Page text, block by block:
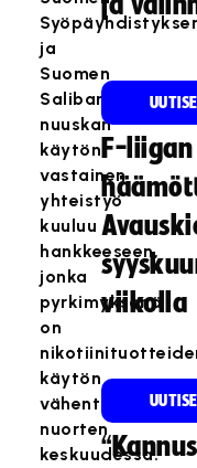
ja
Suomen
Salibandyliiton
nuuskan
käytön
vastainen
yhteistyö
kuuluu
hankkeeseen,
jonka
pyrkimyksenä
on
käytön
vähentäminen
nuorten
keskuudessa.
F-
viikolla